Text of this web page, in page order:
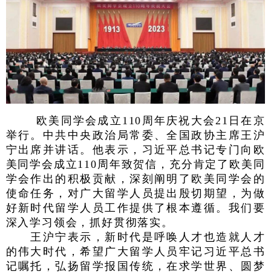
欧美同学会成立110周年庆祝大会21日在京
举行。中共中央政治局常委、全国政协主席王沪
宁出席并讲话。他表示，习近平总书记专门向欧
美同学会成立110周年致贺信，充分肯定了欧美同
学会作出的积极贡献，深刻阐明了欧美同学会的
使命任务，对广大留学人员提出殷切期望，为做
好新时代留学人员工作提供了根本遵循。我们要
深入学习领会，抓好贯彻落实。
王沪宁表示，新时代是呼唤人才也造就人才
的伟大时代，希望广大留学人员牢记习近平总书
记嘱托，弘扬留学报国传统，在求学世界、圆梦